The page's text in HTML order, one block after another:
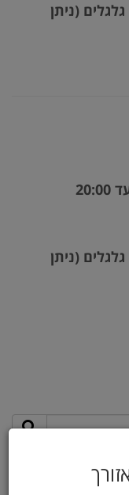
(ניתן
(ניתן